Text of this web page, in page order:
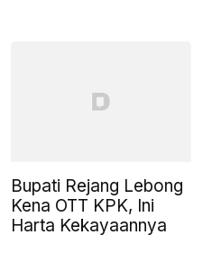
Bupati Rejang Lebong
Kena OTT KPK, Ini
Harta Kekayaannya